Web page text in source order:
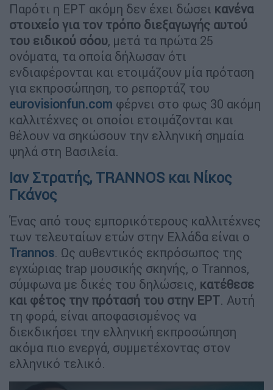
Παρότι η ΕΡΤ ακόμη δεν έχει δώσει κανένα
στοιχείο για τον τρόπο διεξαγωγής αυτού
του ειδικού σόου, μετά τα πρώτα 25
ονόματα, τα οποία δήλωσαν ότι
ενδιαφέρονται και ετοιμάζουν μία πρόταση
για εκπροσώπηση, το ρεπορτάζ του
eurovisionfun.com φέρνει στο φως 30 ακόμη
καλλιτέχνες οι οποίοι ετοιμάζονται και
θέλουν να σηκώσουν την ελληνική σημαία
ψηλά στη Βασιλεία.
Ιαν Στρατής, TRANNOS και Νίκος
Γκάνος
Ένας από τους εμπορικότερους καλλιτέχνες
των τελευταίων ετών στην Ελλάδα είναι ο
Trannos. Ως αυθεντικός εκπρόσωπος της
εγχώριας trap μουσικής σκηνής, ο Trannos,
σύμφωνα με δικές του δηλώσεις, κατέθεσε
και φέτος την πρότασή του στην ΕΡΤ. Αυτή
τη φορά, είναι αποφασισμένος να
διεκδικήσει την ελληνική εκπροσώπηση
ακόμα πιο ενεργά, συμμετέχοντας στον
ελληνικό τελικό.